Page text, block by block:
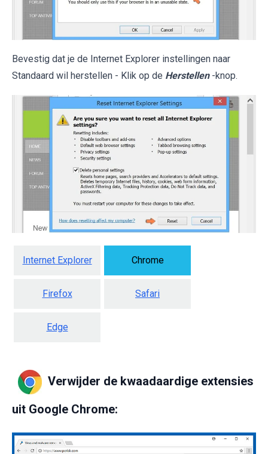
Bevestig dat je de Internet Explorer instellingen naar
Standaard wil herstellen - Klik op de Herstellen -knop.
Internet Explorer Chrome
Firefox Safari
Edge
Verwijder de kwaadaardige extensies
uit Google Chrome: